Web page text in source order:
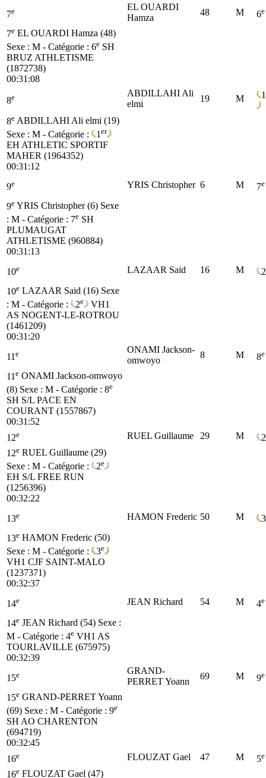
7e
EL OUARDI
Hamza
48 M 6e
7e EL OUARDI Hamza (48)
Sexe : M - Catégorie : 6e SH
BRUZ ATHLETISME
(1872738)
00:31:08
8e
ABDILLAHI Ali
elmi
19 M 1
8e ABDILLAHI Ali elmi (19)
Sexe : M - Catégorie :
1 er
EH ATHLETIC SPORTIF
MAHER (1964352)
00:31:12
9e YRIS Christopher 6 M 7e
9e YRIS Christopher (6) Sexe
: M - Catégorie : 7e SH
PLUMAUGAT
ATHLETISME (960884)
00:31:13
10e LAZAAR Said 16 M 2
10e LAZAAR Said (16) Sexe
: M - Catégorie :
2e
VH1
AS NOGENT-LE-ROTROU
(1461209)
00:31:20
11 e
ONAMI Jackson-
omwoyo
8 M 8e
11 e ONAMI Jackson-omwoyo
(8) Sexe : M - Catégorie : 8e
SH S/L PACE EN
COURANT (1557867)
00:31:52
12e RUEL Guillaume 29 M 2
12e RUEL Guillaume (29)
Sexe : M - Catégorie :
2e
EH S/L FREE RUN
(1256396)
00:32:22
13e HAMON Frederic 50 M 3
13e HAMON Frederic (50)
Sexe : M - Catégorie :
3e
VH1 CJF SAINT-MALO
(1237371)
00:32:37
14e JEAN Richard 54 M 4e
14e JEAN Richard (54) Sexe :
M - Catégorie : 4e VH1 AS
TOURLAVILLE (675975)
00:32:39
15e
GRAND-
PERRET Yoann
69 M 9e
15e GRAND-PERRET Yoann
(69) Sexe : M - Catégorie : 9e
SH AO CHARENTON
(694719)
00:32:45
16e FLOUZAT Gael 47 M 5e
16e FLOUZAT Gael (47)